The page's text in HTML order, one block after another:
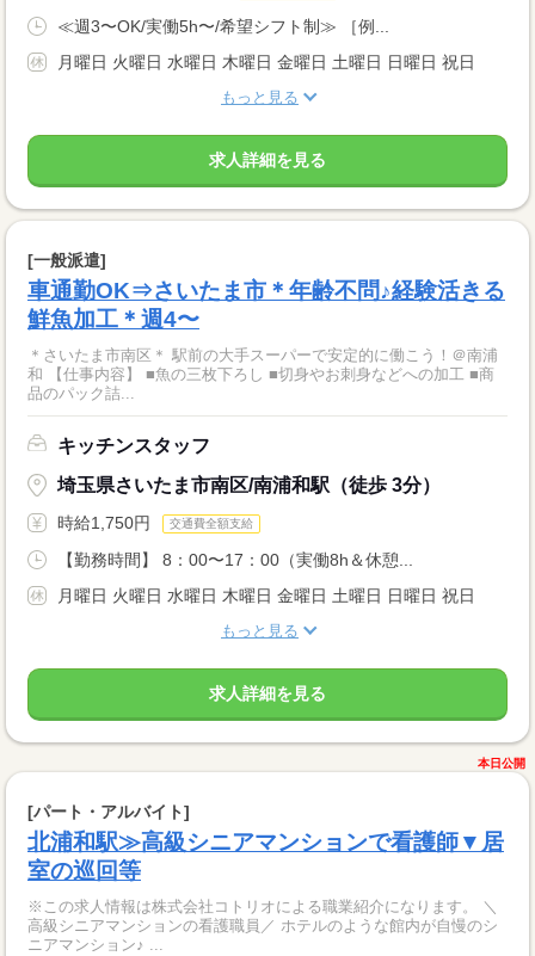
≪週3〜OK/実働5h〜/希望シフト制≫ ［例...
月曜日 火曜日 水曜日 木曜日 金曜日 土曜日 日曜日 祝日
もっと見る
求人詳細を見る
[一般派遣]
車通勤OK⇒さいたま市＊年齢不問♪経験活きる
鮮魚加工＊週4〜
＊さいたま市南区＊ 駅前の大手スーパーで安定的に働こう！＠南浦
和 【仕事内容】 ■魚の三枚下ろし ■切身やお刺身などへの加工 ■商
品のパック詰...
キッチンスタッフ
埼玉県さいたま市南区/南浦和駅（徒歩 3分）
時給1,750円 交通費全額支給
【勤務時間】 8：00〜17：00（実働8h＆休憩...
月曜日 火曜日 水曜日 木曜日 金曜日 土曜日 日曜日 祝日
もっと見る
求人詳細を見る
本日公開
[パート・アルバイト]
北浦和駅≫高級シニアマンションで看護師▼居
室の巡回等
※この求人情報は株式会社コトリオによる職業紹介になります。 ＼
高級シニアマンションの看護職員／ ホテルのような館内が自慢のシ
ニアマンション♪ ...